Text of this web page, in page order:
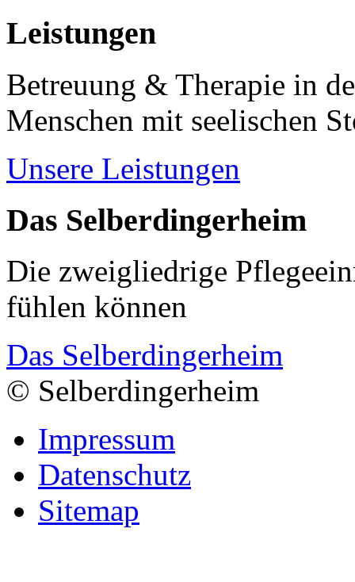
Leistungen
Betreuung & Therapie in
Menschen mit seelischen
Unsere Leistungen
Das Selberdingerheim
Die zweigliedrige
fühlen können
Das Selberdingerheim
© Selberdingerheim
Impressum
Datenschutz
Sitemap